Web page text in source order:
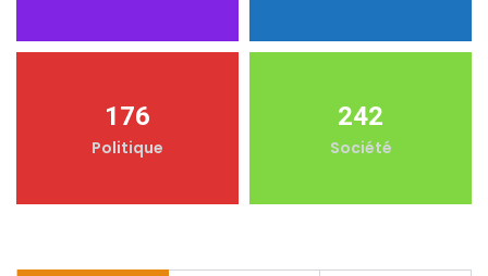
176
Politique
242
Société